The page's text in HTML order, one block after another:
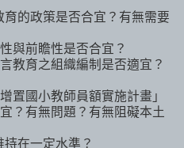
的政策是否合宜？有無需要
與前瞻性是否合宜？
教育之組織編制是否適宜？
置國小教師員額實施計畫」
？有無問題？有無阻礙本土
在一定水準？